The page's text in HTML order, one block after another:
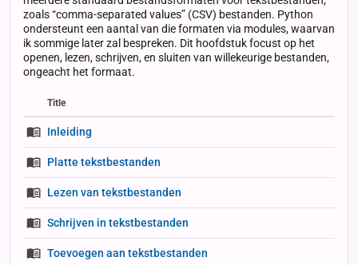
zoals “comma-separated values” (CSV) bestanden. Python
ondersteunt een aantal van die formaten via modules, waarvan
ik sommige later zal bespreken. Dit hoofdstuk focust op het
openen, lezen, schrijven, en sluiten van willekeurige bestanden,
ongeacht het formaat.
Status
Status
Type
Title
Inleiding
Platte tekstbestanden
Lezen van tekstbestanden
Schrijven in tekstbestanden
Toevoegen aan tekstbestanden